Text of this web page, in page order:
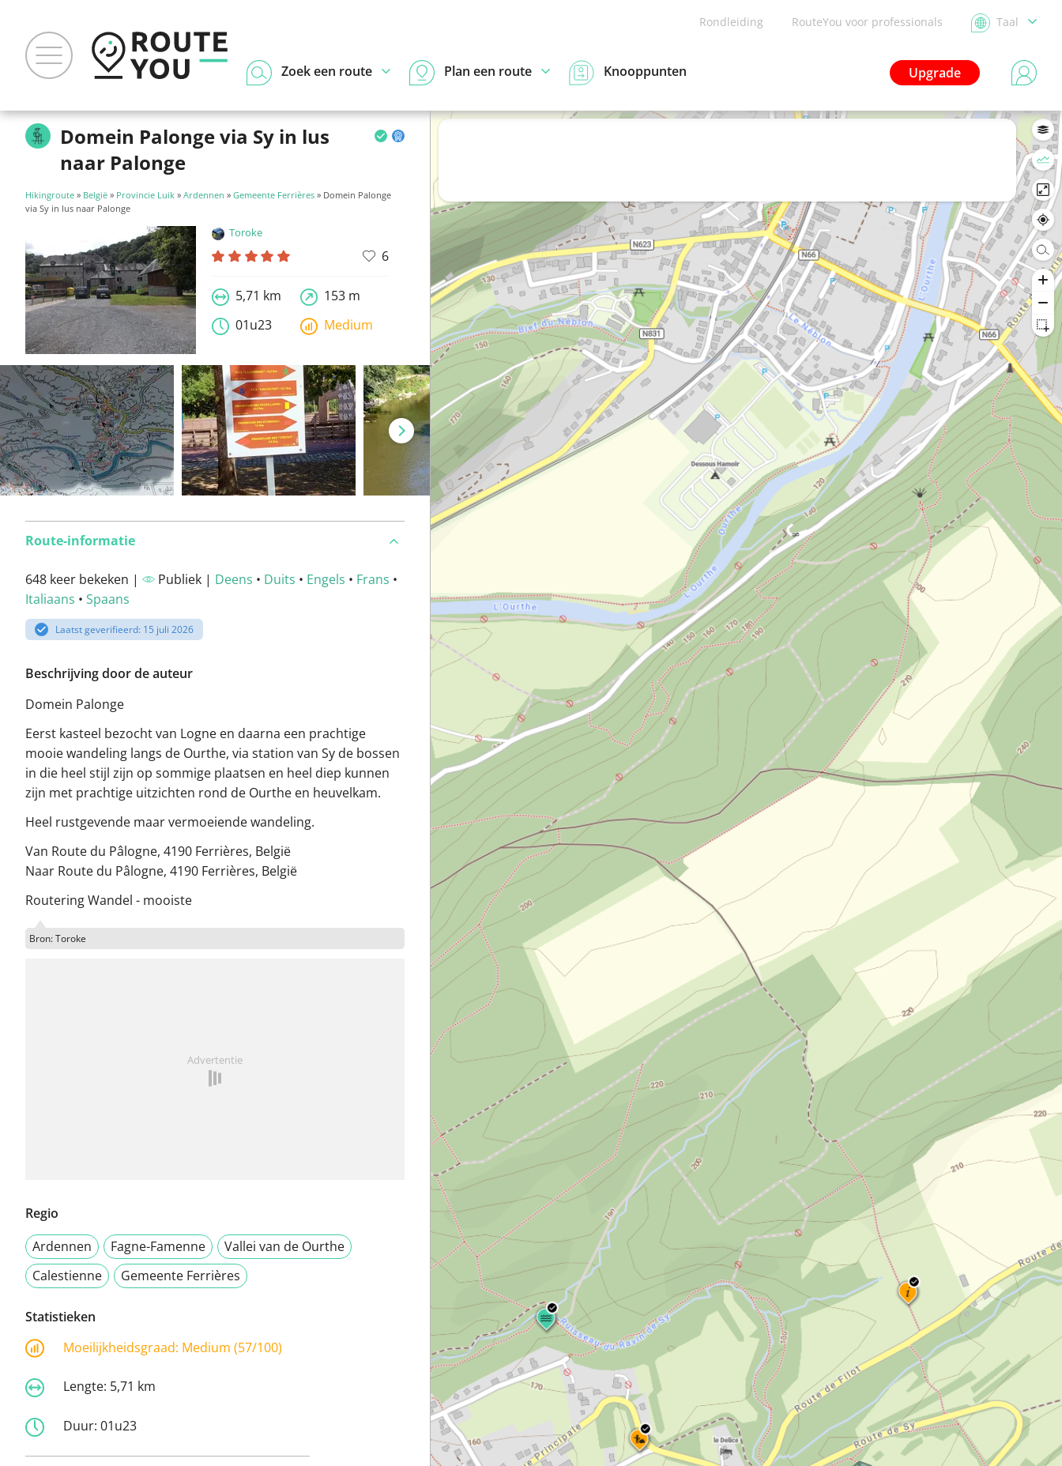
Rondleiding RouteYou voor professionals Taal
Upgrade
Zoek een route Plan een route Knooppunten
Domein Palonge via Sy in lus
naar Palonge
Hikingroute » België » Provincie Luik » Ardennen » Gemeente Ferrières » Domein Palonge
via Sy in lus naar Palonge
Toroke
6
5,71 km
153 m
01u23
Medium
Route-informatie
648 keer bekeken | Publiek | Deens • Duits • Engels • Frans •
Italiaans • Spaans
Laatst geverifieerd: 15 juli 2026
Beschrijving door de auteur
Domein Palonge
Eerst kasteel bezocht van Logne en daarna een prachtige
mooie wandeling langs de Ourthe, via station van Sy de bossen
in die heel stijl zijn op sommige plaatsen en heel diep kunnen
zijn met prachtige uitzichten rond de Ourthe en heuvelkam.
Heel rustgevende maar vermoeiende wandeling.
Van Route du Pâlogne, 4190 Ferrières, België
Naar Route du Pâlogne, 4190 Ferrières, België
Routering Wandel - mooiste
Bron: Toroke
Advertentie
Regio
Ardennen
Fagne-Famenne
Vallei van de Ourthe
Calestienne
Gemeente Ferrières
Statistieken
Moeilijkheidsgraad: Medium (57/100)
Lengte: 5,71 km
Duur: 01u23